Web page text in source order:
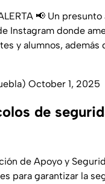
📢 Un
Instagram donde
y alumnos, además
October 1, 2025
de
de Apoyo y
para garantizar la